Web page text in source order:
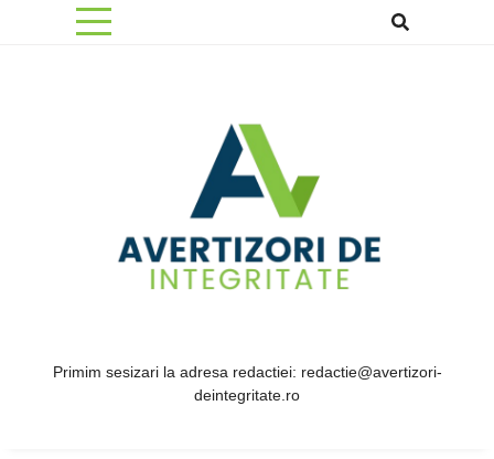
Primim sesizari la adresa redactiei: redactie@avertizori-
deintegritate.ro